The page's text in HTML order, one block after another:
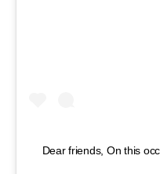
Dear friends, On this